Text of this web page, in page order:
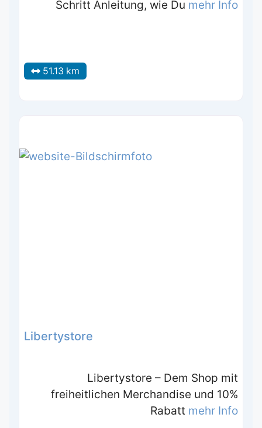
Schritt Anleitung, wie Du mehr Info
51.13 km
Libertystore
Libertystore – Dem Shop mit
freiheitlichen Merchandise und 10%
Rabatt mehr Info